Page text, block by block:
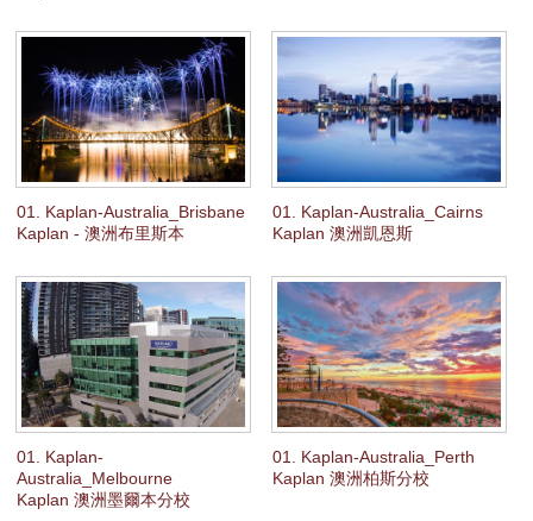
Career Essentials雙證書課程 (僅限倫敦柯芬園&利物浦分校)
專業課程 (可自由選擇參加以下其中任何一組課程，或
者兩組
課程都參加)
(1) 商業概論 （4週）
(2) 行銷概論（4週）
*開課之前需要學滿至少兩週彈性長度英文課程
一般英語課堂
我們富經驗的導師團隊將集中教授語言的四個主要範疇：閱讀、寫作、聆
提升你的流暢程度及建立自信。
***選修科目課堂
密集英語課堂提供不同的選修科目可供選擇，視乎所選的分校及你的英語
水平而定，選修科目將包括詞彙、時事、當地文化或商業英語。商業英語
課程的選修科目則包括職場溝通、參與會議、商業寫作及面試技巧。
補充研習課堂
補充研習課堂讓你透過不同教材如網路語文練習、課本及互動電腦程式
等，你可按個人需要鍛鍊語言技巧。
01. Kaplan-Australia_Brisbane
Kaplan - 澳洲布里斯本
01. Kaplan-Australia_Cairns
Kaplan 澳洲凱恩斯
01. Kaplan-
Australia_Melbourne
Kaplan 澳洲墨爾本分校
01. Kaplan-Australia_Perth
Kaplan 澳洲柏斯分校